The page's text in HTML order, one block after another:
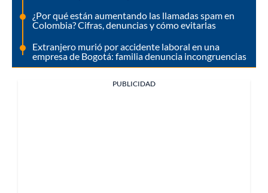
¿Por qué están aumentando las llamadas spam en
Colombia? Cifras, denuncias y cómo evitarlas
Extranjero murió por accidente laboral en una
empresa de Bogotá: familia denuncia incongruencias
PUBLICIDAD